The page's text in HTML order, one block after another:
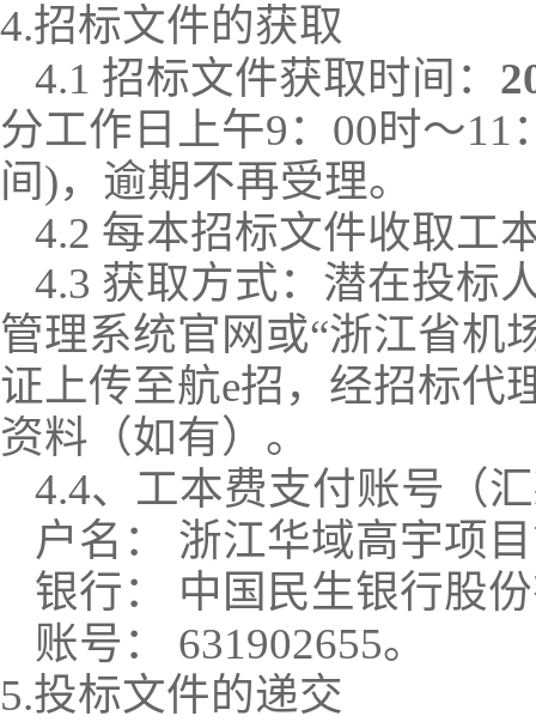
4.招标文件的获取
4.1 招标文件获取时间：
分工作日上午9：00时～11
间)，逾期不再受理。
4.2 每本招标文件收取工
4.3 获取方式：潜在投标
管理系统官网或“浙江省机
证上传至航e招 ， 经招标代
资料（如有）。
4.4、 工本费支付账号（
户名：
浙江华域高宇项
银行：
中国民生银行股
账号：
631902655。
5.投标文件的递交